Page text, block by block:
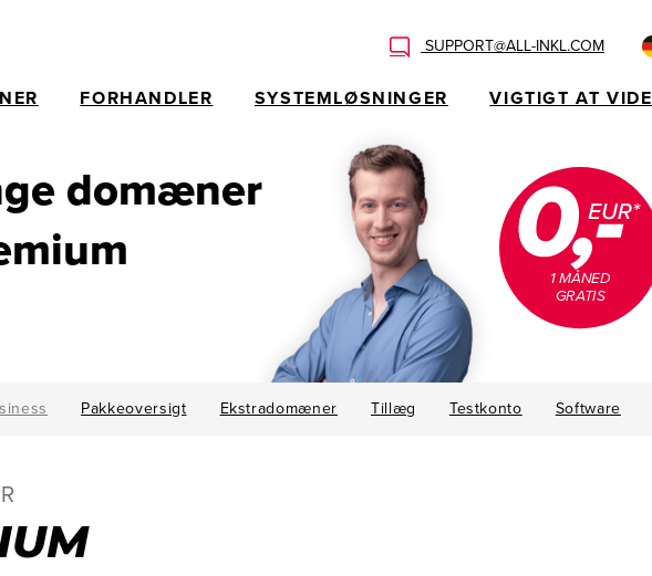
SUPPORT@ALL-INKL.COM
FORHANDLER SYSTEMLØSNINGER VIGTIGT AT VIDE
domæner
1 MÅNED
GRATIS
Pakkeoversigt Ekstradomæner Tillæg Testkonto Software